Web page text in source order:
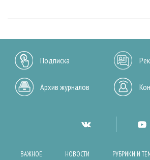
Подписка
Архив журналов
ВАЖНОЕ НОВОСТИ РУБРИКИ И